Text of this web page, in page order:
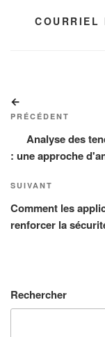
COURRIEL
de
l’article
précédent
PRÉCÉDENT
Analyse des
: une approche
Article
suivant
SUIVANT
Comment les
renforcer la
Rechercher